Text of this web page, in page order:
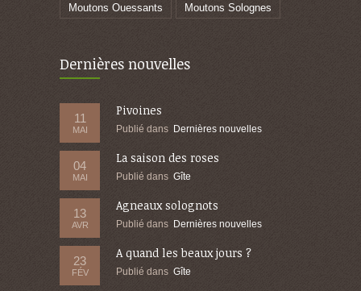
Moutons Ouessants Moutons Solognes
Dernières nouvelles
11
MAI
Pivoines
Publié dans Dernières nouvelles
04
MAI
La saison des roses
Publié dans Gîte
13
AVR
Agneaux solognots
Publié dans Dernières nouvelles
23
FÉV
A quand les beaux jours ?
Publié dans Gîte